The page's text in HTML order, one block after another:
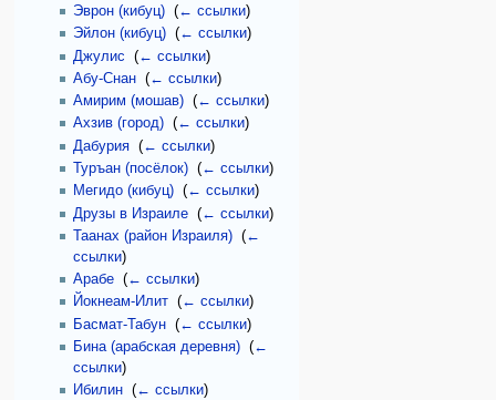
Эврон (кибуц) ‎(← ссылки)
Эйлон (кибуц) ‎(← ссылки)
Джулис ‎(← ссылки)
Абу-Снан ‎(← ссылки)
Амирим (мошав) ‎(← ссылки)
Ахзив (город) ‎(← ссылки)
Дабурия ‎(← ссылки)
Туръан (посёлок) ‎(← ссылки)
Мегидо (кибуц) ‎(← ссылки)
Друзы в Израиле ‎(← ссылки)
Таанах (район Израиля) ‎(←
ссылки)
Арабе ‎(← ссылки)
Йокнеам-Илит ‎(← ссылки)
Басмат-Табун ‎(← ссылки)
Бина (арабская деревня) ‎(←
ссылки)
Ибилин ‎(← ссылки)